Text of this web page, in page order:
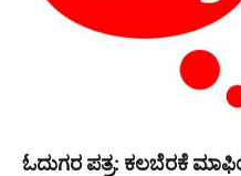
ಓದುಗರ ಪತ್ರ: ಕಲಬೆರಕೆ